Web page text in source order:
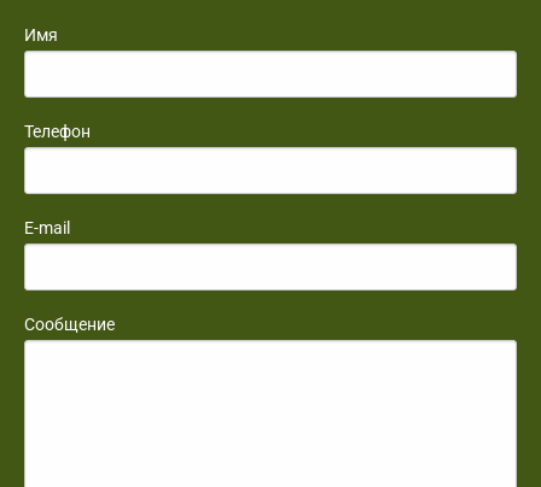
Имя
Телефон
E-mail
Сообщение